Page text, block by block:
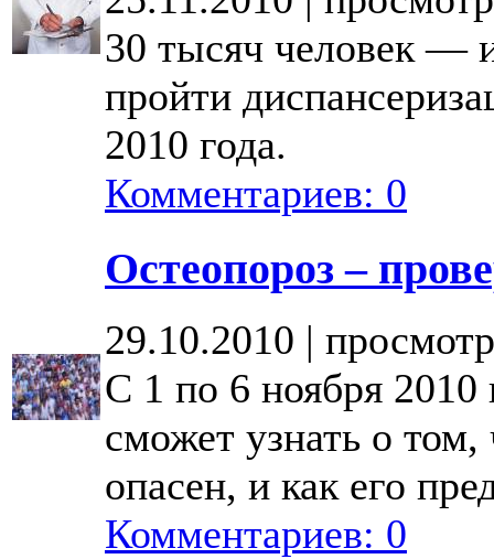
30 тысяч человек —
пройти
2010 года.
Комментариев: 0
Остеопороз –
29.10.2010 |
С 1 по 6 ноября
сможет узнать о том,
опасен, и как его
Комментариев: 0